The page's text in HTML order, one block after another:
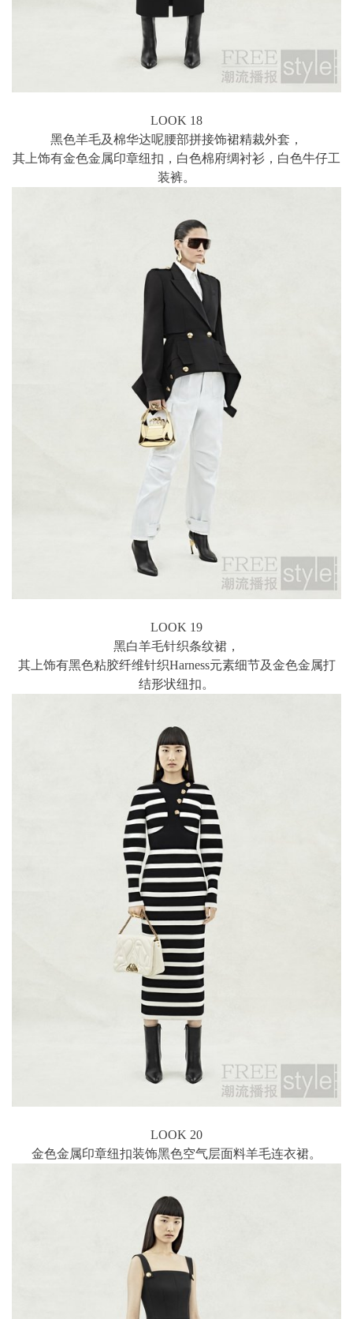
LOOK 18
黑色羊毛及棉华达呢腰部拼接饰裙精裁外套，
其上饰有金色金属印章纽扣，白色棉府绸衬衫，白色牛仔工
装裤。
LOOK 19
黑白羊毛针织条纹裙，
其上饰有黑色粘胶纤维针织Harness元素细节及金色金属打
结形状纽扣。
LOOK 20
金色金属印章纽扣装饰黑色空气层面料羊毛连衣裙。